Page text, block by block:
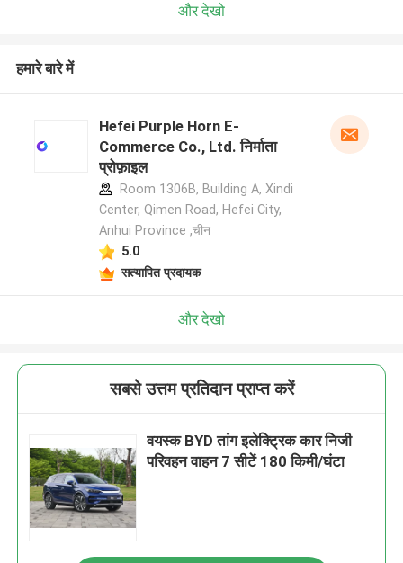
और देखो
हमारे बारे में
Hefei Purple Horn E-
Commerce Co., Ltd. निर्माता
प्रोफ़ाइल
Room 1306B, Building A, Xindi
Center, Qimen Road, Hefei City,
Anhui Province ,चीन
5.0
सत्यापित प्रदायक
और देखो
सबसे उत्तम प्रतिदान प्राप्त करें
वयस्क BYD तांग इलेक्ट्रिक कार निजी
परिवहन वाहन 7 सीटें 180 किमी/घंटा